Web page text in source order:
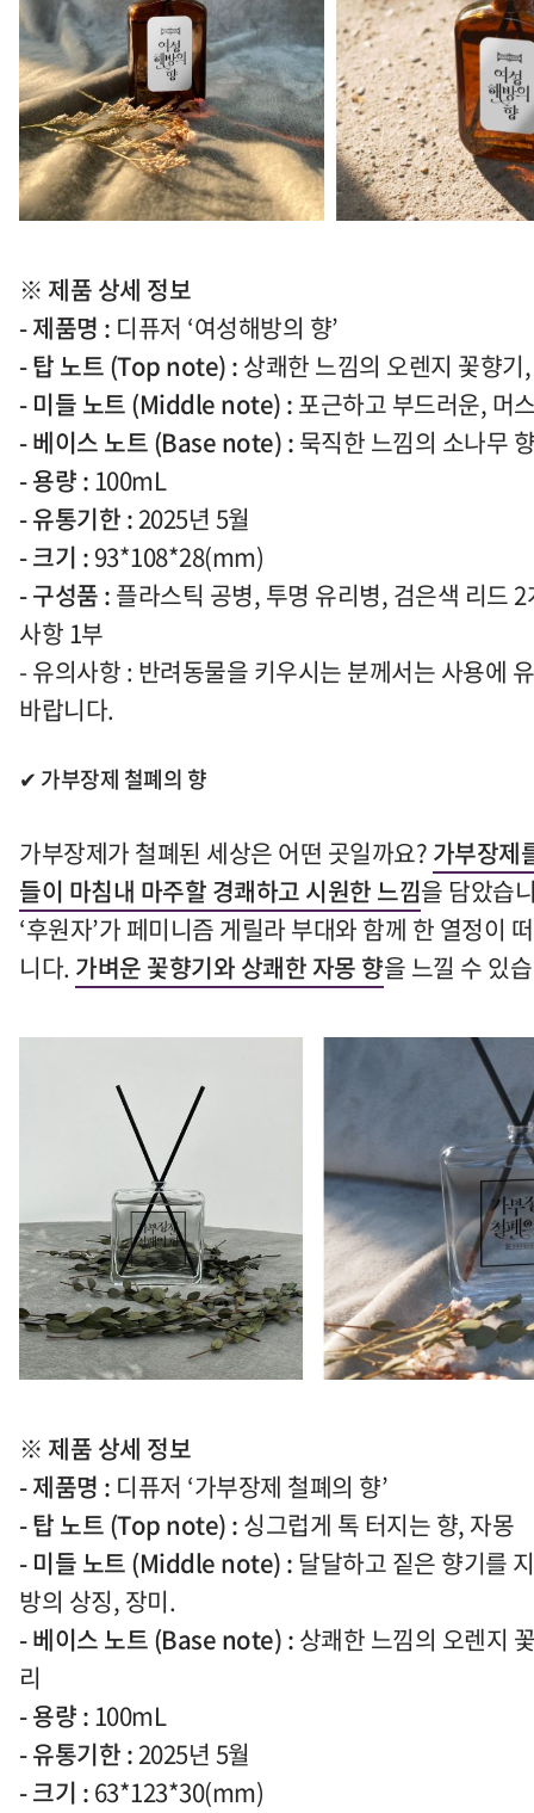
※ 제품 상세 정보
-제품명 : 디퓨저 ‘여성해방의 향’
- 탑 노트(Top note) :상쾌한 느낌의 오렌지 꽃향기
- 미들 노트(Middle note) :포근하고 부드러운,머
- 베이스 노트(Base note) :묵직한 느낌의 소나무 향
-용량:100mL
-유통기한:2025년5월
-크기 :93*108*28(mm)
-구성품:플라스틱 공병,투명 유리병,검은색 리드2
사항1부
- 유의사항 : 반려동물을 키우시는 분께서는 사용에
바랍니다.
✔ 가부장제 철폐의 향
가부장제가 철폐된 세상은 어떤 곳일까요?가부장제
들이 마침내 마주할 경쾌하고 시원한 느낌을 담았습
‘후원자’가 페미니즘 게릴라 부대와 함께 한 열정이
니다. 가벼운 꽃향기와 상쾌한 자몽 향을 느낄 수 있
※ 제품 상세 정보
-제품명 : 디퓨저 ‘가부장제 철폐의 향’
- 탑 노트(Top note) :싱그럽게 톡 터지는 향,자몽
- 미들 노트(Middle note) : 달달하고 짙은 향기를
방의 상징,장미.
- 베이스 노트(Base note) :상쾌한 느낌의 오렌지
리
-용량:100mL
-유통기한:2025년5월
-크기 :63*123*30(mm)